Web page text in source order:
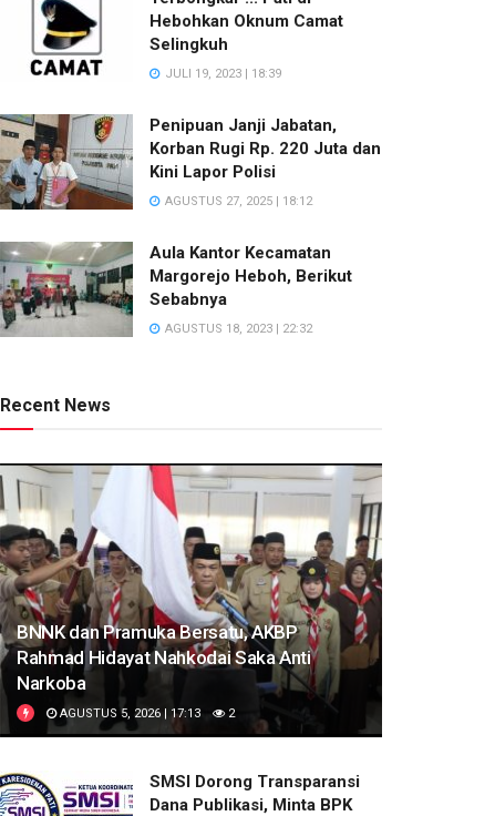
Hebohkan Oknum Camat
Selingkuh
JULI 19, 2023 | 18:39
Penipuan Janji Jabatan,
Korban Rugi Rp. 220 Juta dan
Kini Lapor Polisi
AGUSTUS 27, 2025 | 18:12
Aula Kantor Kecamatan
Margorejo Heboh, Berikut
Sebabnya
AGUSTUS 18, 2023 | 22:32
Recent News
BNNK dan Pramuka Bersatu, AKBP
Rahmad Hidayat Nahkodai Saka Anti
Narkoba
AGUSTUS 5, 2026 | 17:13 2
SMSI Dorong Transparansi
Dana Publikasi, Minta BPK